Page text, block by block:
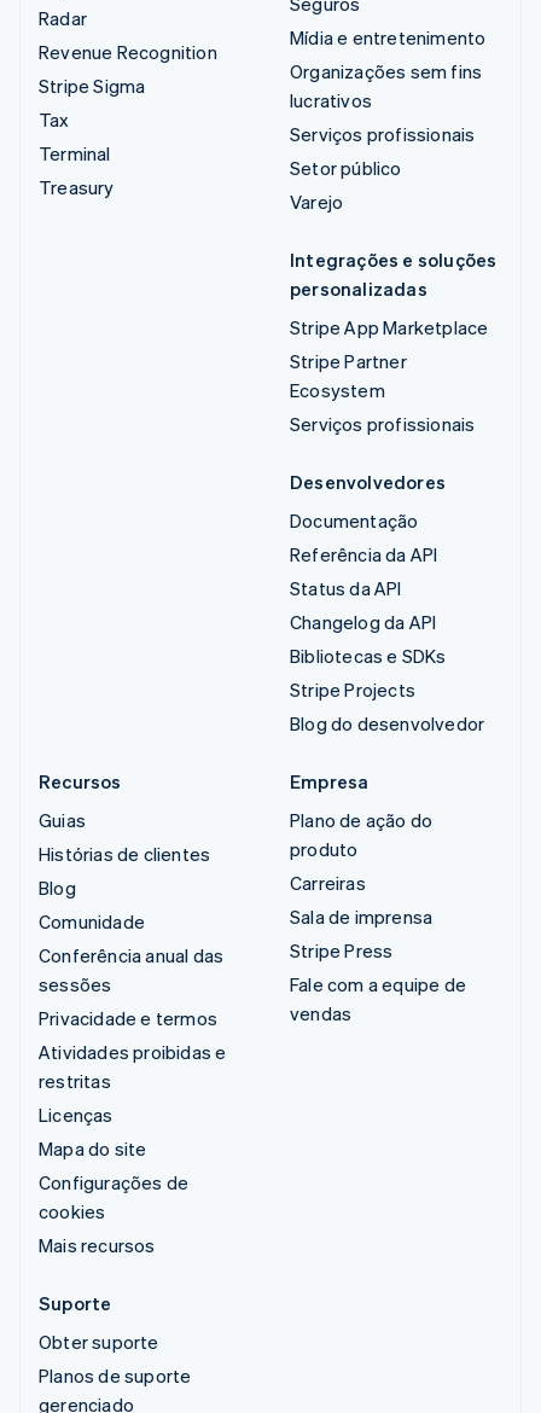
Radar
Revenue Recognition
Stripe Sigma
Tax
Terminal
Treasury
Mídia e entretenimento
Organizações sem fins
lucrativos
Serviços profissionais
Setor público
Varejo
Integrações e soluções
personalizadas
Stripe App Marketplace
Stripe Partner
Ecosystem
Serviços profissionais
Desenvolvedores
Documentação
Referência da API
Status da API
Changelog da API
Bibliotecas e SDKs
Stripe Projects
Blog do desenvolvedor
Recursos
Guias
Histórias de clientes
Blog
Comunidade
Conferência anual das
sessões
Privacidade e termos
Atividades proibidas e
restritas
Licenças
Mapa do site
Configurações de
cookies
Mais recursos
Empresa
Plano de ação do
produto
Carreiras
Sala de imprensa
Stripe Press
Fale com a equipe de
vendas
Suporte
Obter suporte
Planos de suporte
gerenciado